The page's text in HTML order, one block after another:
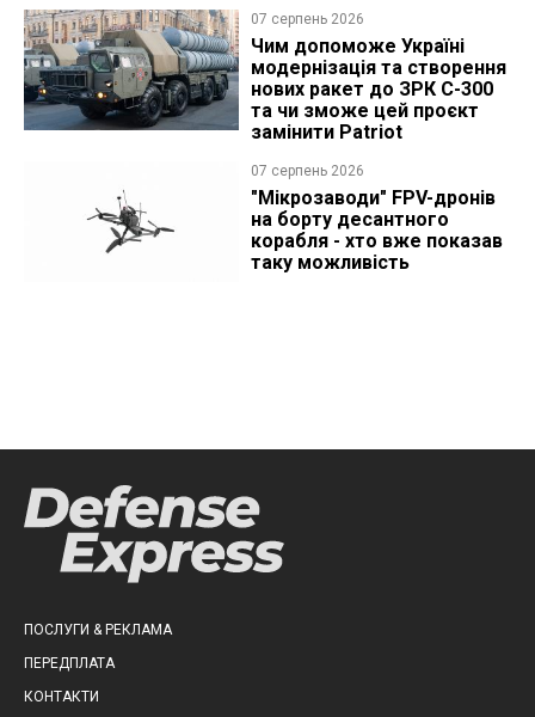
07 серпень 2026
Чим допоможе Україні
модернізація та створення
нових ракет до ЗРК С-300
та чи зможе цей проєкт
замінити Patriot
07 серпень 2026
"Мікрозаводи" FPV-дронів
на борту десантного
корабля - хто вже показав
таку можливість
ПОСЛУГИ & РЕКЛАМА
ПЕРЕДПЛАТА
КОНТАКТИ